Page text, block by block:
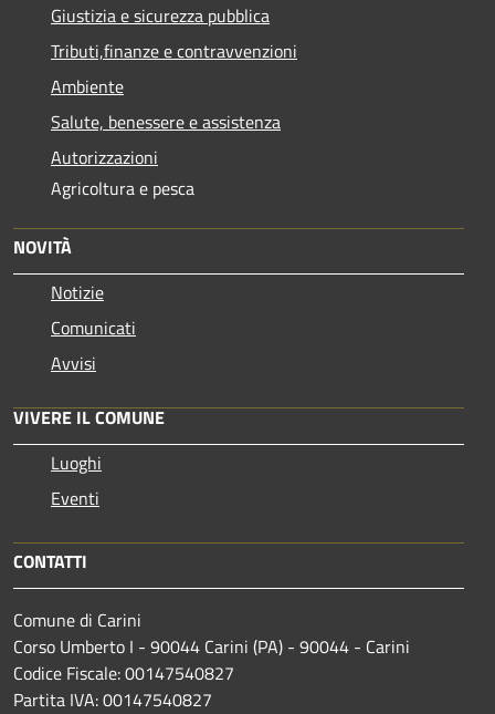
Giustizia e sicurezza pubblica
Tributi,finanze e contravvenzioni
Ambiente
Salute, benessere e assistenza
Autorizzazioni
Agricoltura e pesca
NOVITÀ
Notizie
Comunicati
Avvisi
VIVERE IL COMUNE
Luoghi
Eventi
CONTATTI
Comune di Carini
Corso Umberto I - 90044 Carini (PA) - 90044 - Carini
Codice Fiscale: 00147540827
Partita IVA: 00147540827